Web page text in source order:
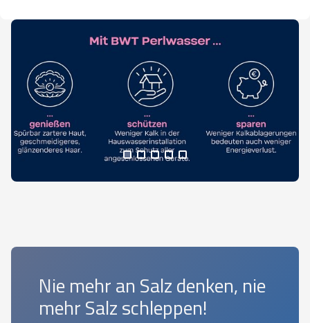
Nie mehr an Salz denken, nie
mehr Salz schleppen!